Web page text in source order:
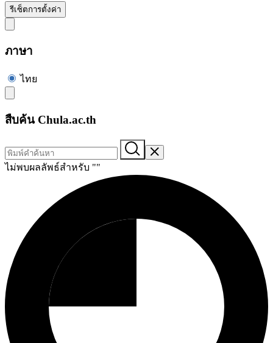
รีเซ็ตการตั้งค่า
ภาษา
ไทย
สืบค้น Chula.ac.th
ไม่พบผลลัพธ์สำหรับ ""